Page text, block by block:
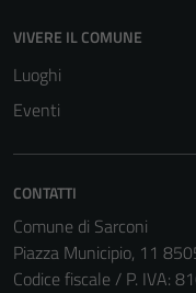
VIVERE IL COMUNE
Luoghi
Eventi
CONTATTI
Comune di Sarconi
Piazza Municipio, 11
Codice fiscale / P. IVA: